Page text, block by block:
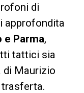
di
approfondita
e Parma,
tattici sia
di Maurizio